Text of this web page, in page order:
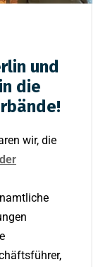
und
die
wir, die